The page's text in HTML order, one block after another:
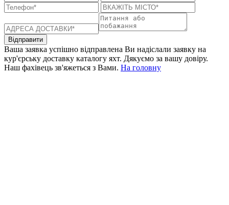
Відправити
Ваша заявка успішно відправлена Ви надіслали заявку на
кур'єрську доставку каталогу яхт. Дякуємо за вашу довіру.
Наш фахівець зв'яжеться з Вами. На головну